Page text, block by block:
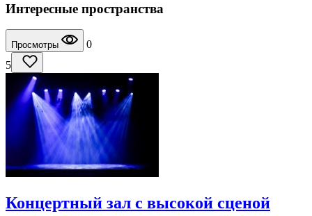
Интересные пространства
Просмотры
0
5
Концертный зал с высокой сценой